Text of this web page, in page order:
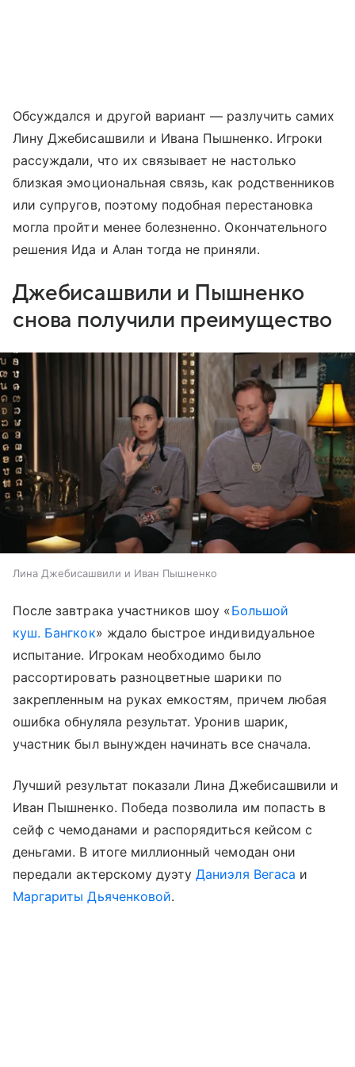
Обсуждался и другой вариант — разлучить самих
Лину Джебисашвили и Ивана Пышненко. Игроки
рассуждали, что их связывает не настолько
близкая эмоциональная связь, как родственников
или супругов, поэтому подобная перестановка
могла пройти менее болезненно. Окончательного
решения Ида и Алан тогда не приняли.
Джебисашвили и Пышненко
снова получили преимущество
Лина Джебисашвили и Иван Пышненко
После завтрака участников шоу «Большой
куш. Бангкок» ждало быстрое индивидуальное
испытание. Игрокам необходимо было
рассортировать разноцветные шарики по
закрепленным на руках емкостям, причем любая
ошибка обнуляла результат. Уронив шарик,
участник был вынужден начинать все сначала.
Лучший результат показали Лина Джебисашвили и
Иван Пышненко. Победа позволила им попасть в
сейф с чемоданами и распорядиться кейсом с
деньгами. В итоге миллионный чемодан они
передали актерскому дуэтуДаниэля Вегаса и
Маргариты Дьяченковой.